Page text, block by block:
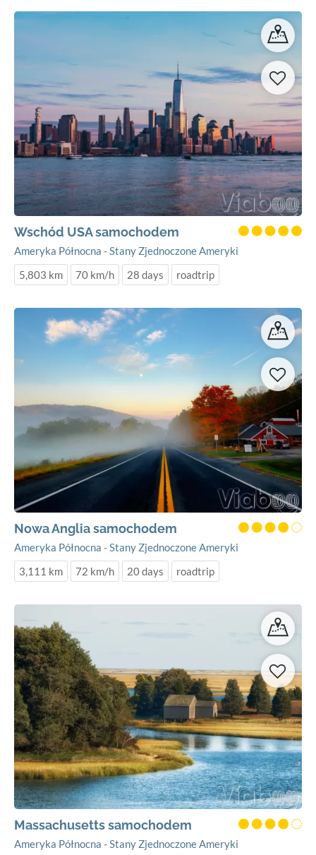
Wschód USA samochodem
Ameryka Północna - Stany Zjednoczone Ameryki
5,803 km
70 km/h 28 days roadtrip
Nowa Anglia samochodem
Ameryka Północna - Stany Zjednoczone Ameryki
3,111 km
72 km/h 20 days roadtrip
Massachusetts samochodem
Ameryka Północna - Stany Zjednoczone Ameryki